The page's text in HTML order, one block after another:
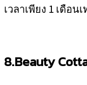
เวลาเพียง 1 เดือน
8.Beauty